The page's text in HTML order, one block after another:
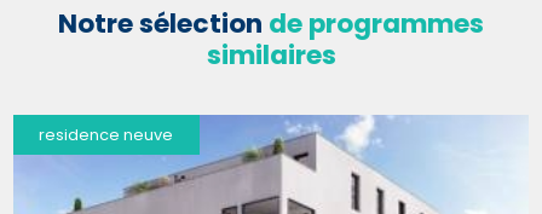
Notre sélection de programmes
similaires
residence neuve